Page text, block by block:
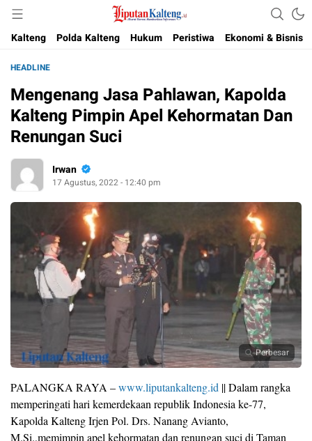
Liputan Kalteng
Akurat, Terpercaya & Independent
Kalteng
Polda Kalteng Hukum Peristiwa Ekonomi & Bisnis
HEADLINE
Mengenang Jasa Pahlawan, Kapolda
Kalteng Pimpin Apel Kehormatan Dan
Renungan Suci
Irwan
17 Agustus, 2022 - 12:40 pm
Perbesar
PALANGKA RAYA –www.liputankalteng.id || Dalam rangka
memperingati hari kemerdekaan republik Indonesia ke-77,
Kapolda Kalteng Irjen Pol. Drs. Nanang Avianto,
M.Si.,memimpin apel kehormatan dan renungan suci di Taman